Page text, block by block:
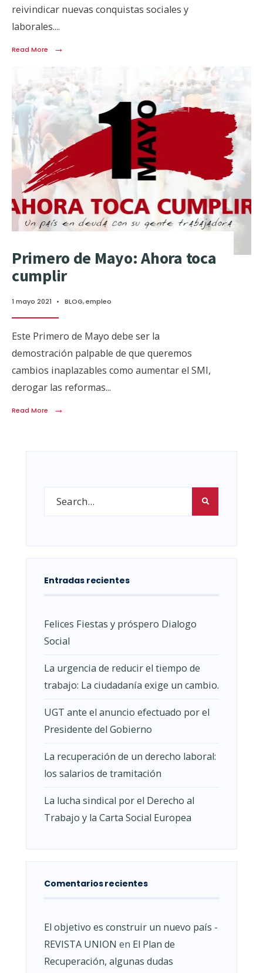
reivindicar nuevas conquistas sociales y
laborales....
Read More →
Primero de Mayo: Ahora toca
cumplir
1 mayo 2021 • BLOG,empleo
Este Primero de Mayo debe ser la
demostración palpable de que queremos
cambios inaplazables como aumentar el SMI,
derogar las reformas...
Read More →
Entradas recientes
Felices Fiestas y próspero Dialogo
Social
La urgencia de reducir el tiempo de
trabajo: La ciudadanía exige un cambio.
UGT ante el anuncio efectuado por el
Presidente del Gobierno
La recuperación de un derecho laboral:
los salarios de tramitación
La lucha sindical por el Derecho al
Trabajo y la Carta Social Europea
Comentarios recientes
El objetivo es construir un nuevo país -
REVISTA UNION en El Plan de
Recuperación, algunas dudas